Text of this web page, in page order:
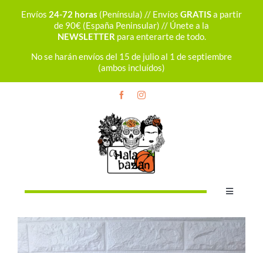
Envíos 24-72 horas (Península) // Envíos GRATISa partir
de 90€ (España Peninsular) // Únete a la
NEWSLETTER para enterarte de todo.
No se harán envíos del 15 de julio al 1 de septiembre
(ambos incluídos)
Toggle
Bolsos